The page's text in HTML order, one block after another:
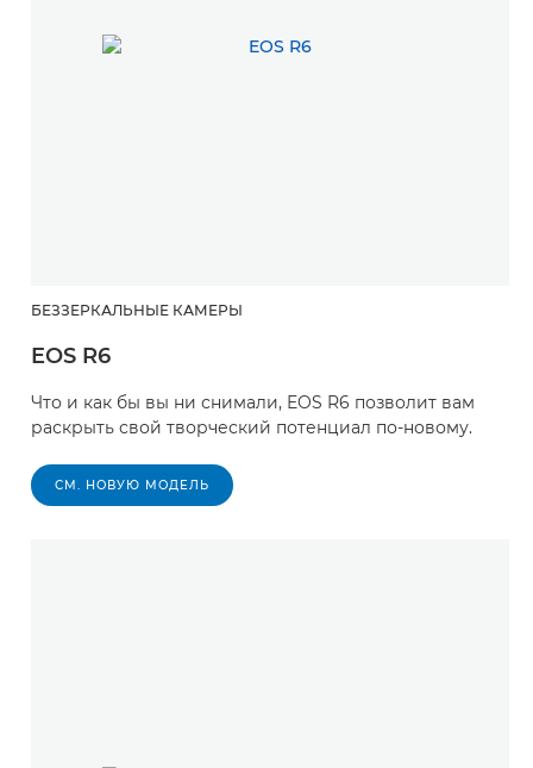
БЕЗЗЕРКАЛЬНЫЕ КАМЕРЫ
EOS R6
Что и как бы вы ни снимали, EOS R6 позволит вам
раскрыть свой творческий потенциал по-новому.
СМ. НОВУЮ МОДЕЛЬ